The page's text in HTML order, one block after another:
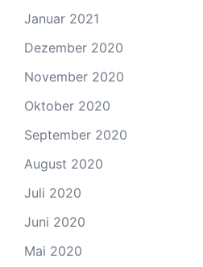
Januar 2021
Dezember 2020
November 2020
Oktober 2020
September 2020
August 2020
Juli 2020
Juni 2020
Mai 2020